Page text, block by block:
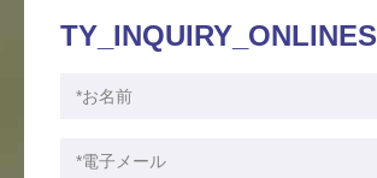
TY_INQUIRY_ONLINES